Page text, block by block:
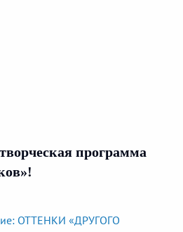
программа